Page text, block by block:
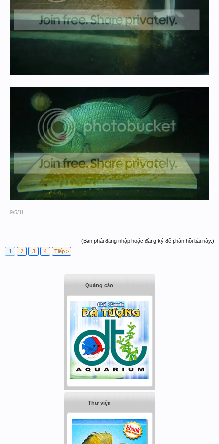
9/5/11
(Bạn phải đăng nhập hoặc đăng ký để phản hồi bài này.)
1
2 3 4 Tiếp >
Quảng cáo
Thư viện